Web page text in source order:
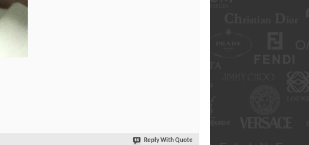
Reply With Quote